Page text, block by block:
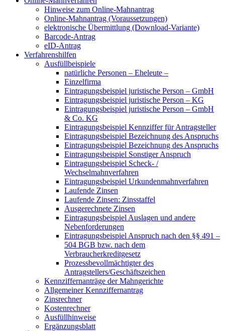
Hinweise zum Online-Mahnantrag
Online-Mahnantrag (Voraussetzungen)
elektronische Übermittlung (Download-Variante)
Barcode-Antrag
eID-Antrag
Verfahrenshilfen
Ausfüllbeispiele
natürliche Personen – Eheleute –
Einzelfirma
Eintragungsbeispiel juristische Person – GmbH
Eintragungsbeispiel juristische Person – KG
Eintragungsbeispiel juristische Person – GmbH
& Co. KG
Eintragungsbeispiel Kennziffer für Antragsteller
Eintragungsbeispiel Bezeichnung des Anspruchs
Eintragungsbeispiel Bezeichnung des Anspruchs
Eintragungsbeispiel Sonstiger Anspruch
Eintragungsbeispiel Scheck- /
Wechselmahnverfahren
Eintragungsbeispiel Urkundenmahnverfahren
Laufende Zinsen
Laufende Zinsen: Zinsstaffel
Ausgerechnete Zinsen
Eintragungsbeispiel Auslagen und andere
Nebenforderungen
Eintragungsbeispiel Anspruch nach den §§ 491 –
504 BGB bzw. nach dem
Verbraucherkreditgesetz
Prozessbevollmächtigter des
Antragstellers/Geschäftszeichen
Kennziffernanträge der Mahngerichte
Allgemeiner Kennziffernantrag
Zinsrechner
Kostenrechner
Ausfüllhinweise
Ergänzungsblatt